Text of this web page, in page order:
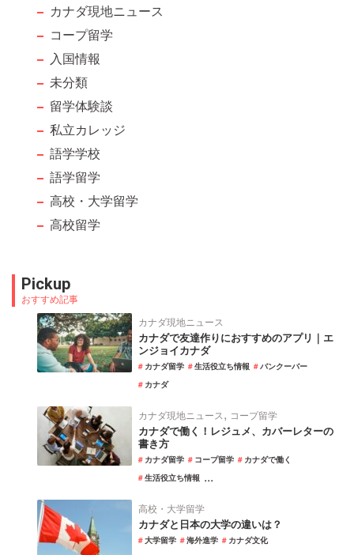
カナダ現地ニュース
コープ留学
入国情報
未分類
留学体験談
私立カレッジ
語学学校
語学留学
高校・大学留学
高校留学
Pickup
おすすめ記事
カナダ現地ニュース
カナダで友達作りにおすすめのアプリ｜エ
ンジョイカナダ
カナダ留学 生活役立ち情報
バンクーバー
カナダ
カナダ現地ニュース, コープ留学
カナダで働く！レジュメ、カバーレターの
書き方
カナダ留学 コープ留学
カナダで働く
生活役立ち情報 ...
高校・大学留学
カナダと日本の大学の違いは？
大学留学 海外進学 カナダ文化